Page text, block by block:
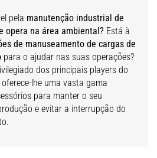
pela manutenção industrial de
opera na área ambiental? Está à
de manuseamento de cargas de
para o ajudar nas suas operações?
dos principais players do
lhe uma vasta gama
para manter o seu
e evitar a interrupção do